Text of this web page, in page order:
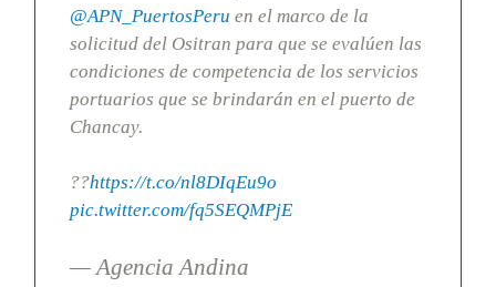
@APN_PuertosPeru en el marco de la
solicitud del Ositran para que se evalúen las
condiciones de competencia de los servicios
portuarios que se brindarán en el puerto de
Chancay.
??https://t.co/nl8DIqEu9o
pic.twitter.com/fq5SEQMPjE
— Agencia Andina